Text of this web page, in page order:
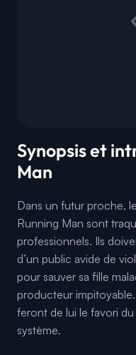
Synopsis et
Man
Dans un futur proche,
Running Man sont
professionnels. Ils
d’un public avide de
pour sauver sa fille
producteur
feront de lui le favori
système.